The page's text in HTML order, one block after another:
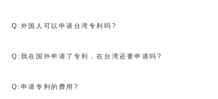
Q: 外国人可以申请台湾专利吗?
Q: 我在国外申请了专利，在台湾还要申请吗?
Q: 申请专利的费用?